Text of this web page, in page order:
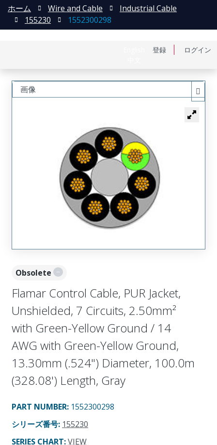
登録 ログイン
ホーム Wire and Cable
Industrial Cable
155230
1552300298
Obsolete
Flamar Control Cable, PUR Jacket,
Unshielded, 7 Circuits, 2.50mm²
with Green-Yellow Ground / 14
AWG with Green-Yellow Ground,
13.30mm (.524") Diameter, 100.0m
(328.08') Length, Gray
PART NUMBER: 1552300298
シリーズ番号: 155230
SERIES CHART:VIEW
画像